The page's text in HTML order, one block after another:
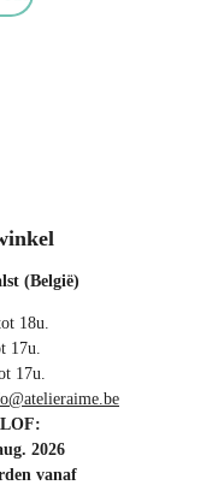
p
(België)
18u.
17u.
17u.
2026
vanaf